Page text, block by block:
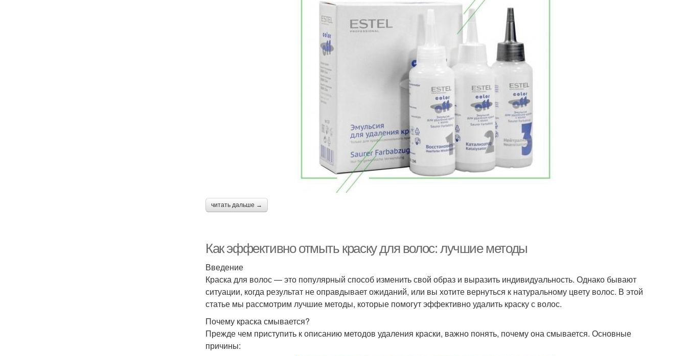
читать дальше →
Как эффективно отмыть краску для волос: лучшие методы
Введение
Краска для волос — это популярный способ изменить свой образ и выразить индивидуальность. Однако бывают
ситуации, когда результат не оправдывает ожиданий, или вы хотите вернуться к натуральному цвету волос. В этой
статье мы рассмотрим лучшие методы, которые помогут эффективно удалить краску с волос.
Почему краска смывается?
Прежде чем приступить к описанию методов удаления краски, важно понять, почему она смывается. Основные
причины: